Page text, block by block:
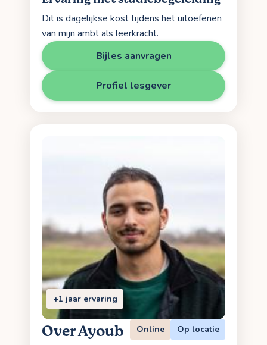
Dit is dagelijkse kost tijdens het uitoefenen
van mijn ambt als leerkracht.
Bijles aanvragen
Profiel lesgever
+1 jaar ervaring
Over Ayoub Online Op locatie